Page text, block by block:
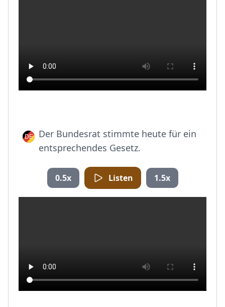
Der Bundesrat stimmte heute für ein
entsprechendes Gesetz.
0.5x Listen 1.5x